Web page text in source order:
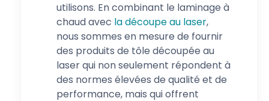
utilisons. En combinant le laminage à
chaud avec la découpe au laser,
nous sommes en mesure de fournir
des produits de tôle découpée au
laser qui non seulement répondent à
des normes élevées de qualité et de
performance, mais qui offrent